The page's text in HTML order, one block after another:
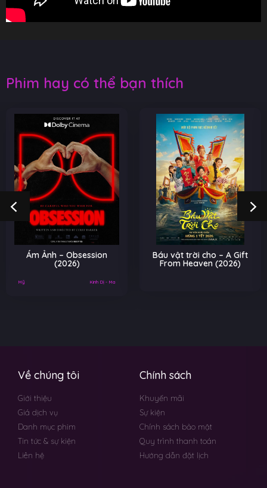
Phim hay có thể bạn thích
Ám Ảnh – Obsession
(2026)
Mỹ Kinh Dị - Ma
Báu vật trời cho – A Gift
From Heaven (2026)
Về chúng tôi
Giới thiệu
Giá dịch vụ
Danh mục phim
Tin tức & sự kiện
Liên hệ
Chính sách
Khuyến mãi
Sự kiện
Chính sách bảo mật
Quy trình thanh toán
Hướng dẫn đặt lịch